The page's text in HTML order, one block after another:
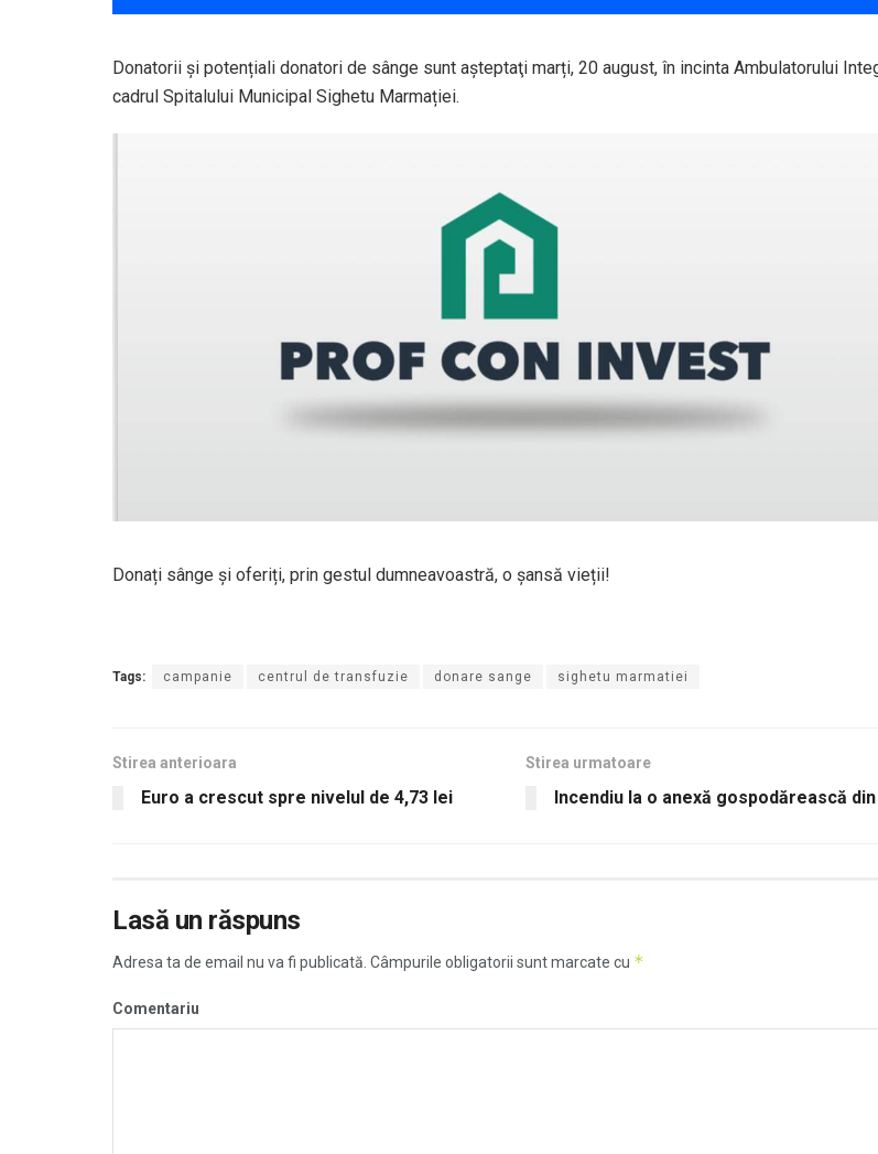
Donatorii și potențiali donatori de sânge sunt aşteptaţi marți, 20 august, în incinta Ambulatorului
cadrul Spitalului Municipal Sighetu Marmației.
Donați sânge și oferiți, prin gestul dumneavoastră, o șansă vieții!
Tags: campanie centrul de transfuzie donare sange sighetu marmatiei
Stirea anterioara
Euro a crescut spre nivelul de 4,73 lei
Stirea urmatoare
Incendiu la o anexă gospodărească
Lasă un răspuns
Adresa ta de email nu va fi publicată. Câmpurile obligatorii sunt marcate cu *
Comentariu